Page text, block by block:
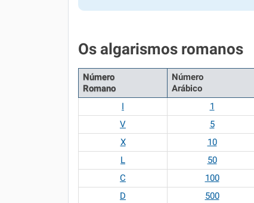
Os algarismos romanos
Número
Romano
Número
Arábico
I
1
V
5
X
10
L
50
C
100
D
500